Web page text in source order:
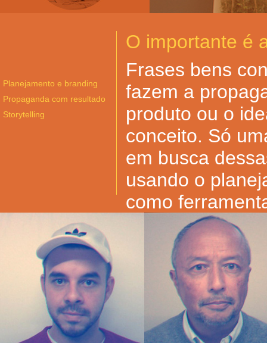
Planejamento e branding
Propaganda com resultado
Storytelling
O importante é
Frases bens
fazem a
produto ou o
conceito. Só
em busca
usando o
como
as imagens
destaque ao
Comunicar é
construímos